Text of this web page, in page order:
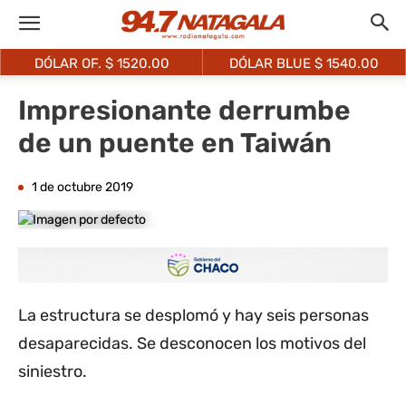
DÓLAR OF. $ 1520.00 DÓLAR BLUE $ 1540.00
Impresionante derrumbe
de un puente en Taiwán
1 de octubre 2019
La estructura se desplomó y hay seis personas
desaparecidas. Se desconocen los motivos del
siniestro.